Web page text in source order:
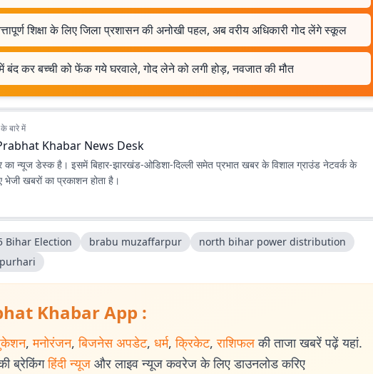
शिक्षा के लिए जिला प्रशासन की अनोखी पहल, अब वरीय अधिकारी गोद लेंगे स्कूल
बंद कर बच्ची को फेंक गये घरवाले, गोद लेने को लगी होड़, नवजात की मौत
बारे में
Khabar News Desk
का न्यूज डेस्क है। इसमें बिहार-झारखंड-ओडिशा-दिल्‍ली समेत प्रभात खबर के विशाल ग्राउंड नेटवर्क के
भेजी खबरों का प्रकाशन होता है।
Bihar Election brabu muzaffarpur
north bihar power distribution
Khabar App :
, मनोरंजन, बिजनेस अपडेट, धर्म, क्रिकेट, राशिफल की ताजा खबरें पढ़ें यहां.
ब्रेकिंग हिंदी न्यूज और लाइव न्यूज कवरेज के लिए डाउनलोड करिए